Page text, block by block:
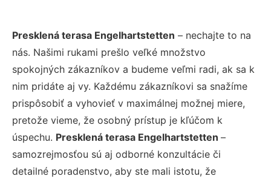
Presklená terasa Engelhartstetten – nechajte to na
nás. Našimi rukami prešlo veľké množstvo
spokojných zákazníkov a budeme veľmi radi, ak sa k
nim pridáte aj vy. Každému zákazníkovi sa snažíme
prispôsobiť a vyhovieť v maximálnej možnej miere,
pretože vieme, že osobný prístup je kľúčom k
úspechu. Presklená terasa Engelhartstetten –
samozrejmosťou sú aj odborné konzultácie či
detailné poradenstvo, aby ste mali istotu, že